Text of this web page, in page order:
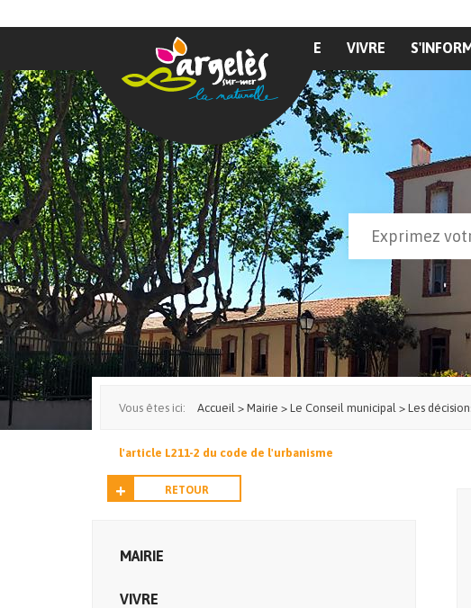
MAIRIE VIVRE
Formulaire
Vous êtes ici: Accueil > Mairie > Le Conseil municipal > Les
l'article L211-2 du code de l'urbanisme
RETOUR
MAIRIE
VIVRE